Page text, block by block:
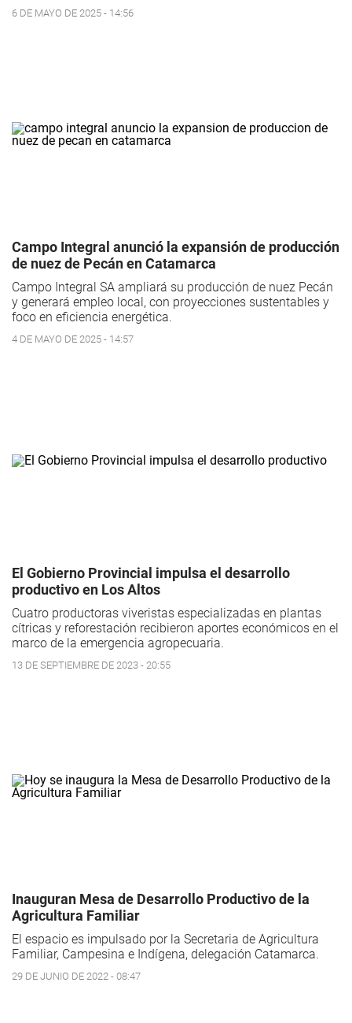
6 DE MAYO DE 2025 - 14:56
Campo Integral anunció la expansión de producción
de nuez de Pecán en Catamarca
Campo Integral SA ampliará su producción de nuez Pecán
y generará empleo local, con proyecciones sustentables y
foco en eficiencia energética.
4 DE MAYO DE 2025 - 14:57
El Gobierno Provincial impulsa el desarrollo
productivo en Los Altos
Cuatro productoras viveristas especializadas en plantas
cítricas y reforestación recibieron aportes económicos en el
marco de la emergencia agropecuaria.
13 DE SEPTIEMBRE DE 2023 - 20:55
Inauguran Mesa de Desarrollo Productivo de la
Agricultura Familiar
El espacio es impulsado por la Secretaria de Agricultura
Familiar, Campesina e Indígena, delegación Catamarca.
29 DE JUNIO DE 2022 - 08:47